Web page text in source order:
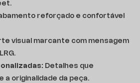
reforçado e confortável
visual marcante com mensagem
Detalhes que
a originalidade da peça.